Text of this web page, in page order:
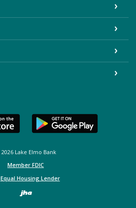
2026Lake Elmo Bank
Member FDIC
Equal Housing Lender
Created by